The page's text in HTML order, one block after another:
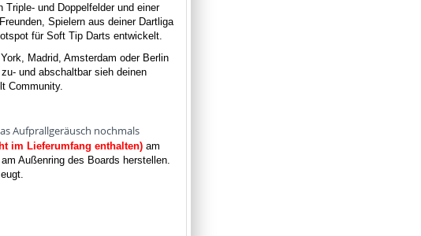
und Doppelfelder und einer
Spielern aus deiner Dartliga
für Soft Tip Darts entwickelt.
Madrid, Amsterdam oder Berlin
und abschaltbar sieh deinen
Community.
Aufprallgeräusch nochmals
im Lieferumfang enthalten) am
Außenring des Boards herstellen.